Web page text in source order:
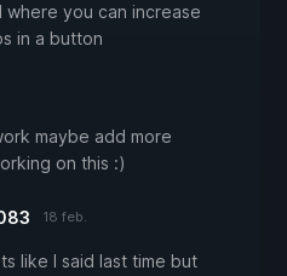
you can increase
in a button
maybe add more
on this :)
18 feb.
like I said last time but